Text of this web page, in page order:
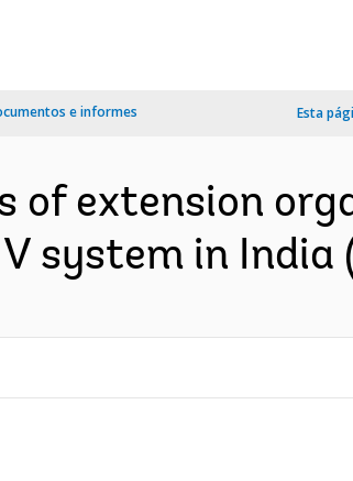
e informes Esta
of extension
system in India